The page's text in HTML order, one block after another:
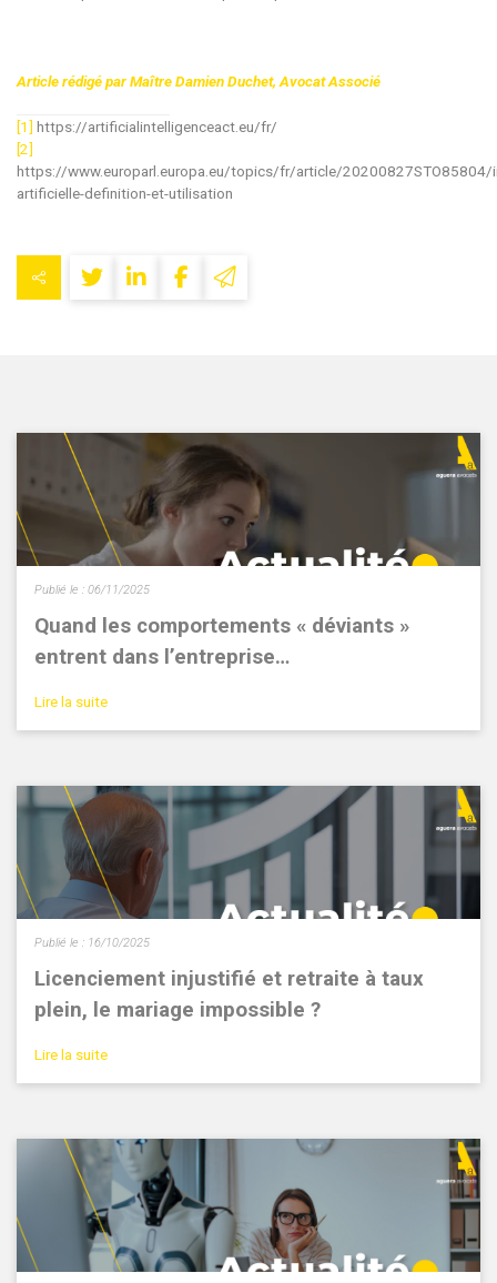
Article rédigé par Maître Damien Duchet, Avocat Associé
[1] https://artificialintelligenceact.eu/fr/
[2]
https://www.europarl.europa.eu/topics/fr/article/20200827STO85804/
artificielle-definition-et-utilisation
Quand les comportements « déviants »
entrent dans l’entreprise…
Publié le : 06/11/2025
Lire la suite
Licenciement injustifié et retraite à taux
plein, le mariage impossible ?
Publié le : 16/10/2025
Lire la suite